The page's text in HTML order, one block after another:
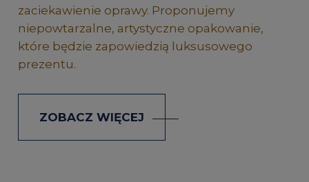
zaciekawienie oprawy. Proponujemy
niepowtarzalne, artystyczne opakowanie,
które będzie zapowiedzią luksusowego
prezentu.
ZOBACZ WIĘCEJ